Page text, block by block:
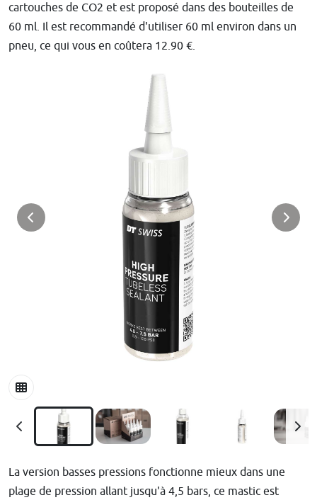
cartouches de CO2 et est proposé dans des bouteilles de
60 ml. Il est recommandé d'utiliser 60 ml environ dans un
pneu, ce qui vous en coûtera 12.90 €.
La version basses pressions fonctionne mieux dans une
plage de pression allant jusqu'à 4,5 bars, ce mastic est